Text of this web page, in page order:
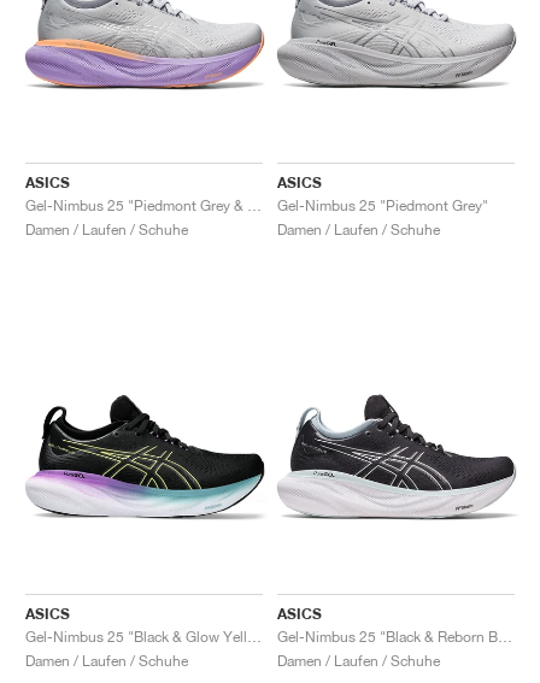
ASICS
Damen / Laufen / Schuhe
ASICS
Gel-Nimbus 25 "Piedmont Grey"
Damen / Laufen / Schuhe
ASICS
Damen / Laufen / Schuhe
ASICS
Damen / Laufen / Schuhe